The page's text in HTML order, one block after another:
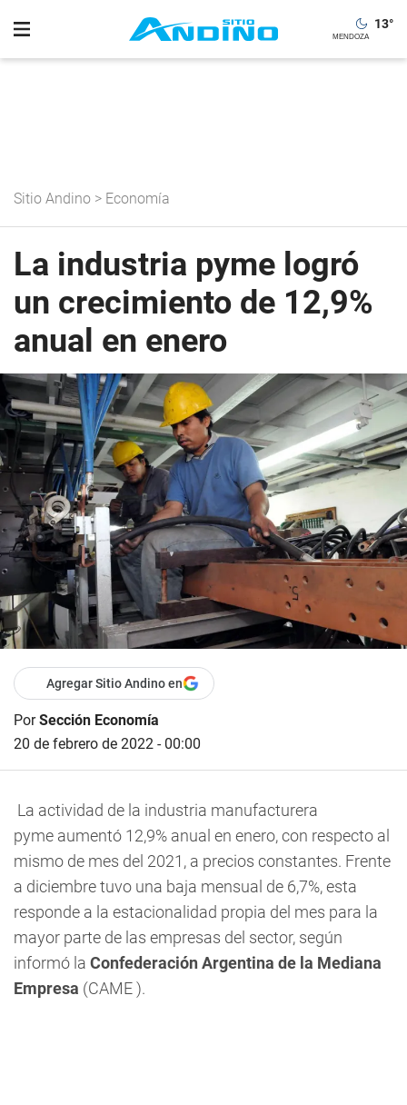
13°
Sitio Andino > Economía
La industria pyme logró
un crecimiento de 12,9%
anual en enero
Agregar Sitio Andino en
PorSección Economía
20 de febrero de 2022 - 00:00
La actividad de la industria manufacturera
pyme aumentó 12,9% anual en enero, con respecto al
mismo de mes del 2021, a precios constantes. Frente
a diciembre tuvo una baja mensual de 6,7%, esta
responde a la estacionalidad propia del mes para la
mayor parte de las empresas del sector, según
informó la Confederación Argentina de la Mediana
Empresa (CAME ).